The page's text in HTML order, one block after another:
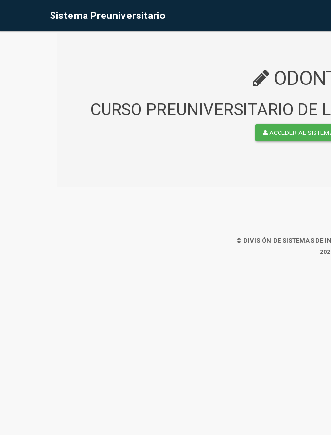
Sistema Preuniversitario
CURSO PREUNIVERSITARIO DE
ACCEDER AL
© DIVISIÓN DE SISTEMAS DE